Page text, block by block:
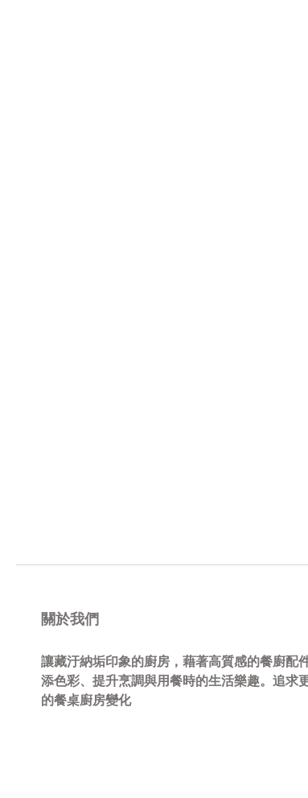
關於我們
讓藏汙納垢印象的廚房，藉著高質感的餐廚配
添色彩、提升烹調與用餐時的生活樂趣。追求
的餐桌廚房變化